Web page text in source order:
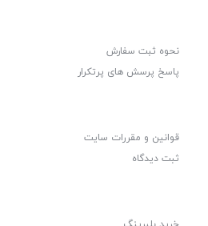
نحوه ثبت سفارش
پاسخ پرسش های پرتکرار
قوانین و مقررات سایت
ثبت دیدگاه